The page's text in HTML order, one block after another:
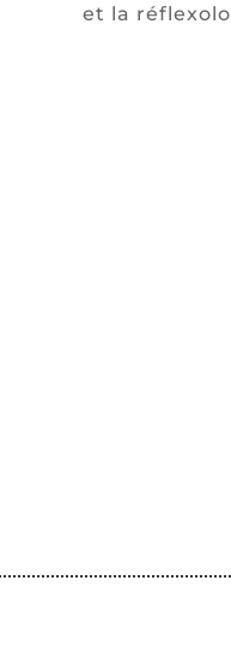
et la